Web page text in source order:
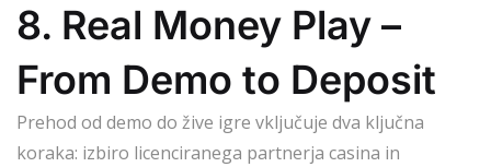
8. Real Money Play –
From Demo to Deposit
Prehod od demo do žive igre vključuje dva ključna
koraka: izbiro licenciranega partnerja casina in